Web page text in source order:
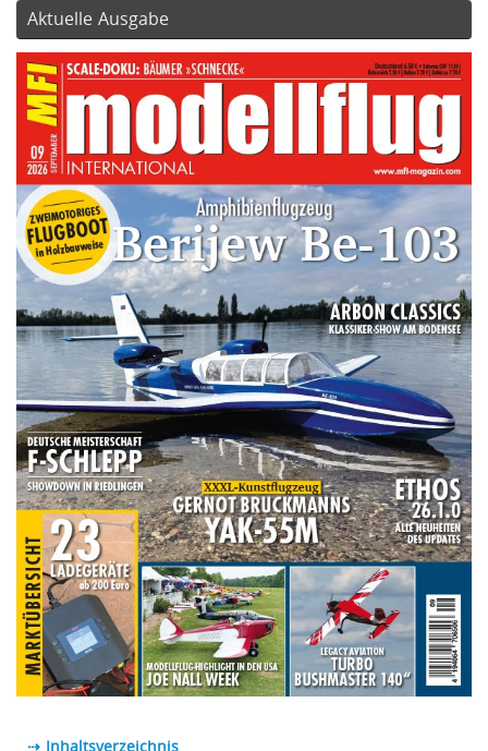
Aktuelle Ausgabe
⇢ Inhaltsverzeichnis